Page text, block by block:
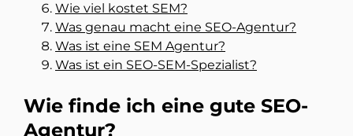
Wie viel kostet SEM?
Was genau macht eine SEO-Agentur?
Was ist eine SEM Agentur?
Was ist ein SEO-SEM-Spezialist?
Wie finde ich eine gute SEO-
Agentur?